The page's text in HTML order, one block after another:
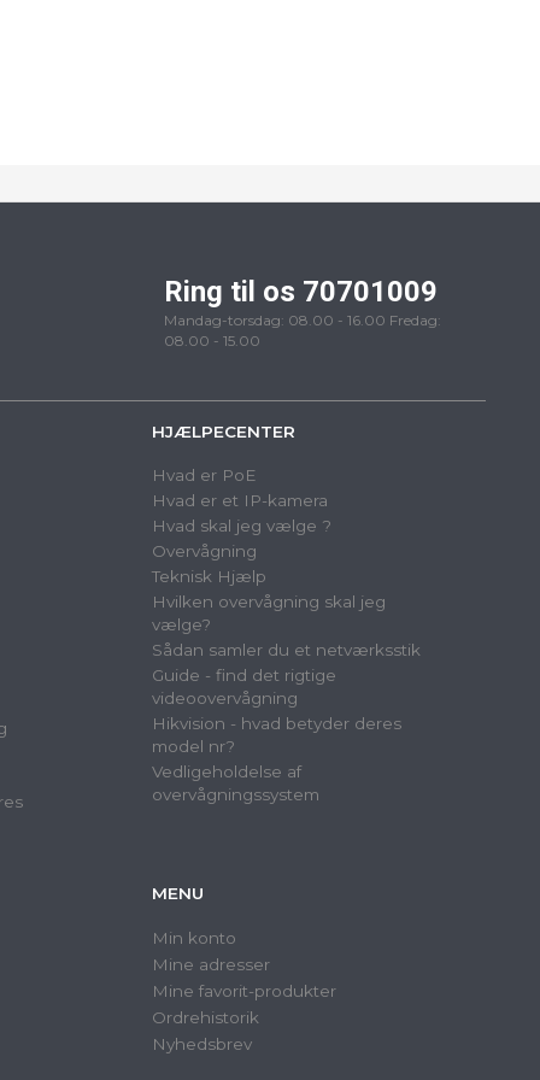
Ring til os 70701009
Mandag-torsdag: 08.00 - 16.00 Fredag:
08.00 - 15.00
HJÆLPECENTER
Hvad er PoE
Hvad er et IP-kamera
Hvad skal jeg vælge ?
Overvågning
Teknisk Hjælp
Hvilken overvågning skal jeg
vælge?
Sådan samler du et netværksstik
Guide - find det rigtige
videoovervågning
Hikvision - hvad betyder deres
model nr?
Vedligeholdelse af
overvågningssystem
MENU
Min konto
Mine adresser
Mine favorit-produkter
Ordrehistorik
Nyhedsbrev